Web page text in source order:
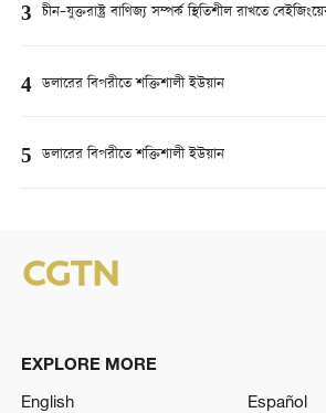
3 চীন–যুক্তরাষ্ট্র বাণিজ্য সম্পর্ক স্থিতিশীল রাখতে
4 ডলারের বিপরীতে শক্তিশালী ইউয়ান
5 ডলারের বিপরীতে শক্তিশালী ইউয়ান
EXPLORE MORE
English
Español